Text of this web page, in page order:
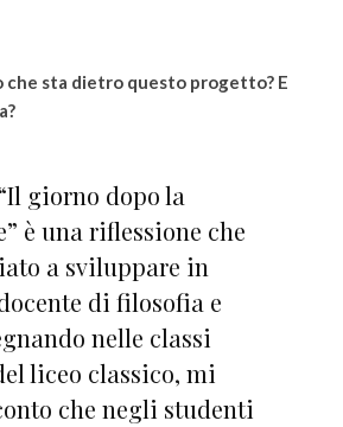
che sta dietro questo progetto? E
giorno dopo la
è una riflessione che
a sviluppare in
di filosofia e
nelle classi
liceo classico, mi
che negli studenti